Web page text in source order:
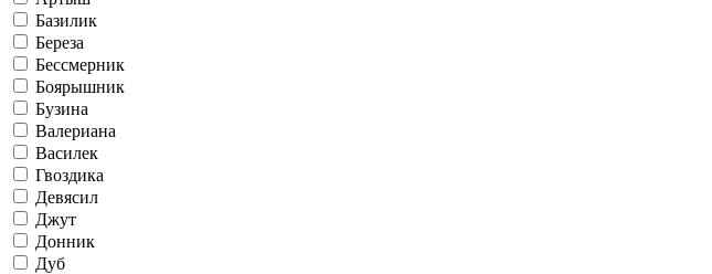
Базилик
Береза
Бессмерник
Боярышник
Бузина
Валериана
Василек
Гвоздика
Девясил
Джут
Донник
Дуб